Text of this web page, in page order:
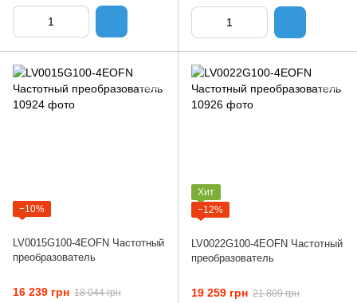
−10%
LV0015G100-4EOFN Частотный
преобразователь
16 239 грн 18 044 грн
Хит
−12%
LV0022G100-4EOFN Частотный
преобразователь
19 259 грн 21 809 грн